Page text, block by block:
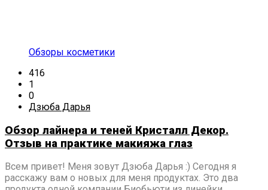
Обзоры косметики
416
1
0
Дзюба Дарья
Обзор лайнера и теней Кристалл Декор.
Отзыв на практике макияжа глаз
Всем привет! Меня зовут Дзюба Дарья :) Сегодня я
расскажу вам о новых для меня продуктах. Это два